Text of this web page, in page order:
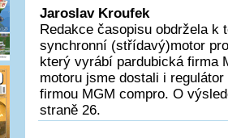
Jaroslav Kroufek
Redakce časopisu obdržela k
synchronní (střídavý)motor
který vyrábí pardubická firma
motoru jsme dostali i
firmou MGM compro. O
straně 26.